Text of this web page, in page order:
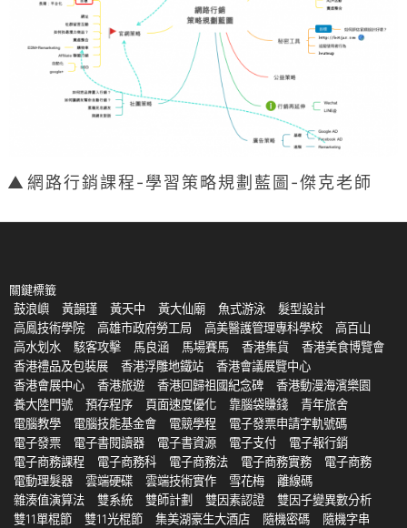
網路行銷課程-學習策略規劃藍圖-傑克老師
關鍵標籤
鼓浪嶼
黃韻瑾 黃天中 黃大仙廟 魚式游泳
髮型設計
高鳳技術學院
高雄市政府勞工局 高美醫護管理專科學校
高百山
高水划水
駭客攻擊 馬良涵 馬場賽馬 香港集貨
香港美食博覽會
香港禮品及包裝展
香港浮雕地鐵站
香港會議展覽中心
香港會展中心
香港旅遊 香港回歸祖國紀念碑
香港動漫海濱樂園
養大陸門號
預存程序 頁面速度優化 靠腦袋賺錢
青年旅舍
電腦教學
電腦技能基金會 電競學程
電子發票申請字軌號碼
電子發票
電子書閱讀器 電子書資源 電子支付
電子報行銷
電子商務課程
電子商務科 電子商務法 電子商務實務
電子商務
電動理髮器
雲端硬碟 雲端技術實作 雪花梅
離線碼
雜湊值演算法
雙系統 雙師計劃 雙因素認證
雙因子變異數分析
雙11單棍節
雙11光棍節 集美湖豪生大酒店 隨機密碼 隨機字串